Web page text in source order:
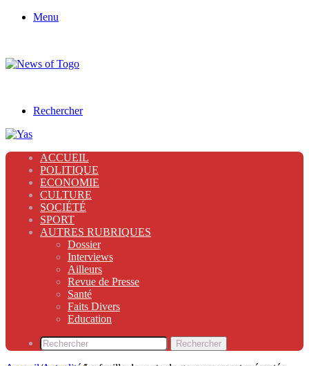
Menu
Rechercher
ACCUEIL
POLITIQUE
ECONOMIE
CULTURE
SOCIÉTÉ
SPORT
AUTRES RUBRIQUES
Dossier
Interviews
Ailleurs
Revue de Presse
Santé
Faits Divers
Education
Rechercher